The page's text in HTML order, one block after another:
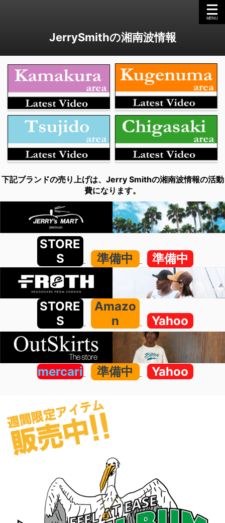
JerrySmithの湘南波情報
下記ブランドの売り上げは、Jerry Smithの湘南波情報の活動
費になります。
STORE
S
準備中 準備中
STORE
S
Amazo
n
Yahoo
mercari 準備中 Yahoo